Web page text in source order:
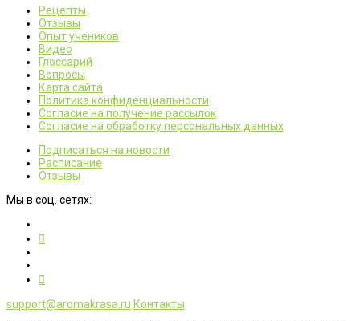
Рецепты
Отзывы
Опыт учеников
Видео
Глоссарий
Вопросы
Карта сайта
Политика конфиденциальности
Согласие на получение рассылок
Согласие на обработку персональных данных
Подписаться на новости
Расписание
Отзывы
Мы в соц. сетях:
support@aromakrasa.ru Контакты